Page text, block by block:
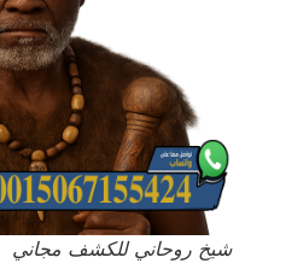
شيخ روحاني للكشف مجاني